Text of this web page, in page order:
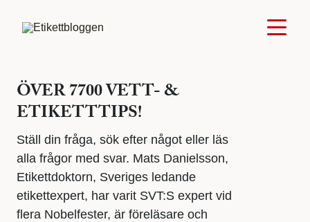
ÖVER 7700 VETT- &
ETIKETTTIPS!
Ställ din fråga, sök efter något eller läs
alla frågor med svar. Mats Danielsson,
Etikettdoktorn, Sveriges ledande
etikettexpert, har varit SVT:S expert vid
flera Nobelfester, är föreläsare och